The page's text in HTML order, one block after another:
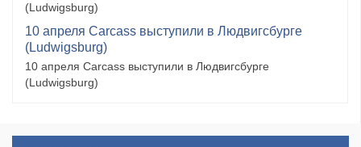
(Ludwigsburg)
10 апреля Carcass выступили в Людвигсбурге
(Ludwigsburg)
10 апреля Carcass выступили в Людвигсбурге
(Ludwigsburg)